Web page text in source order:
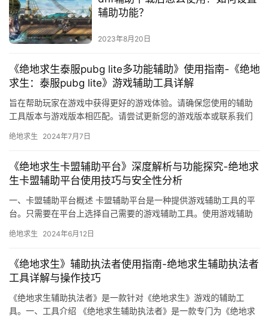
辅助功能？
2023年8月20日
《绝地求生泰服pubg lite多功能辅助》使用指南-《绝地
求生：泰服pubg lite》游戏辅助工具详解
旨在帮助玩家在游戏中获得更好的游戏体验。请确保您使用的辅助
工具版本与游戏版本相匹配。请尝试更新您的游戏版本或联系我们
绝地求生 2024年7月7日
《绝地求生卡盟辅助平台》深度解析与功能探究-绝地求
生卡盟辅助平台使用技巧与安全性分析
一、卡盟辅助平台概述 卡盟辅助平台是一种提供游戏辅助工具的平
台。只需要在平台上选择自己需要的游戏辅助工具。使用游戏辅助
绝地求生 2024年6月12日
《绝地求生》辅助执法者使用指南-绝地求生辅助执法者
工具详解与操作技巧
《绝地求生辅助执法者》是一款针对《绝地求生》游戏的辅助工
具。一、工具介绍 《绝地求生辅助执法者》是一款专门为《绝地求